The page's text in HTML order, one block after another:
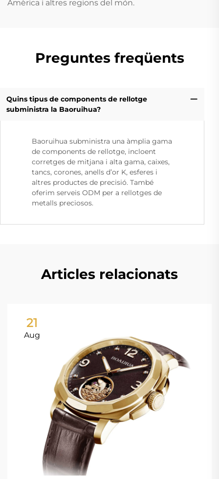
Amèrica i altres regions del món.
Preguntes freqüents
Quins tipus de components de rellotge
subministra la Baoruihua?
Baoruihua subministra una àmplia gama
de components de rellotge, incloent
corretges de mitjana i alta gama, caixes,
tancs, corones, anells d’or K, esferes i
altres productes de precisió. També
oferim serveis ODM per a rellotges de
metalls preciosos.
Articles relacionats
21
Aug